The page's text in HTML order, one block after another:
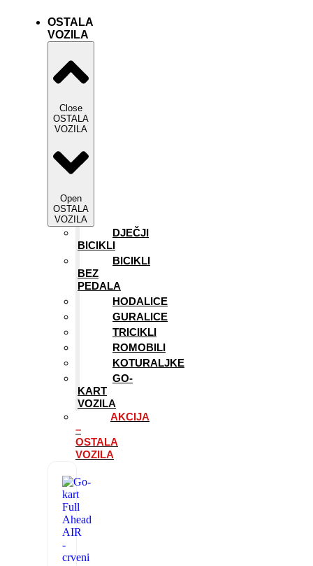
OSTALA
VOZILA
Close
OSTALA
VOZILA
Open
OSTALA
VOZILA
DJEČJI
BICIKLI
BICIKLI
BEZ
PEDALA
HODALICE
GURALICE
TRICIKLI
ROMOBILI
KOTURALJKE
GO-
KART
VOZILA
AKCIJA
–
OSTALA
VOZILA